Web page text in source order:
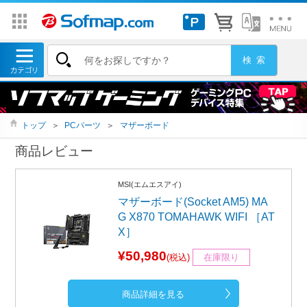
トップ ＞ PCパーツ ＞ マザーボード
商品レビュー
MSI(エムエスアイ)
マザーボード(Socket AM5) MA
G X870 TOMAHAWK WIFI ［AT
X］
¥50,980(税込) 在庫限り
商品詳細を見る